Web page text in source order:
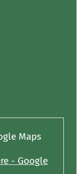
Maps
- Google